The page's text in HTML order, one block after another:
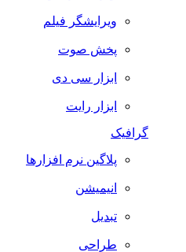
ویرایشگر فیلم
پخش صوت
ابزار سی دی
ابزار رایت
گرافیک
پلاگین نرم افزارها
انیمیشن
تبدیل
طراحی